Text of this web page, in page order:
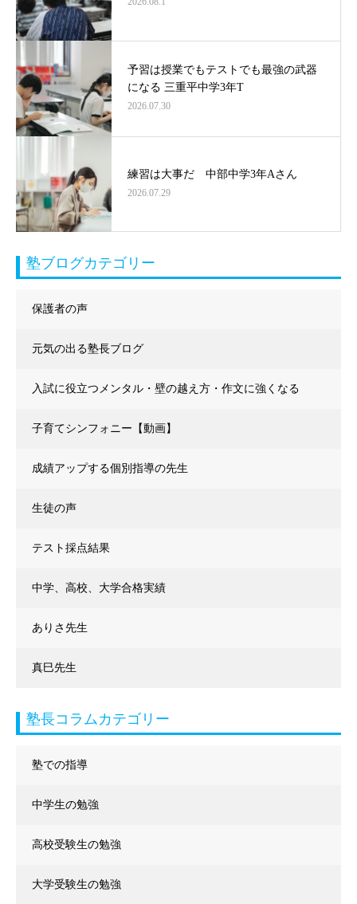
予習は授業でもテストでも最強の武器
になる 三重平中学3年T
2026.07.30
練習は大事だ 中部中学3年Aさん
2026.07.29
塾ブログカテゴリー
保護者の声
元気の出る塾長ブログ
入試に役立つメンタル・壁の越え方・作文に強くなる
子育てシンフォニー【動画】
成績アップする個別指導の先生
生徒の声
テスト採点結果
中学、高校、大学合格実績
ありさ先生
真巳先生
塾長コラムカテゴリー
塾での指導
中学生の勉強
高校受験生の勉強
大学受験生の勉強